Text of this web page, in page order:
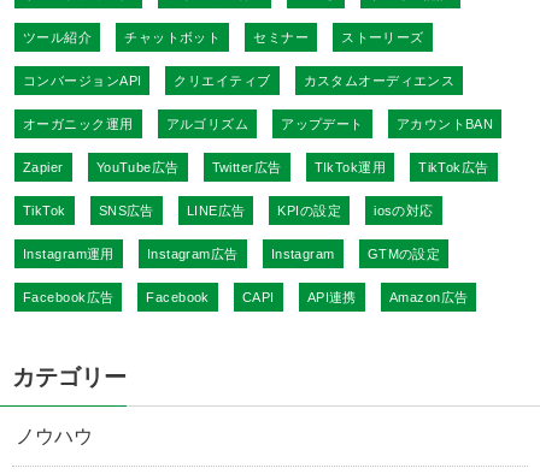
ツール紹介 チャットボット セミナー ストーリーズ
コンバージョンAPI クリエイティブ カスタムオーディエンス
オーガニック運用 アルゴリズム アップデート アカウントBAN
Zapier YouTube広告 Twitter広告 TIkTok運用 TikTok広告
TikTok SNS広告 LINE広告 KPIの設定 iosの対応
Instagram運用 Instagram広告 Instagram GTMの設定
Facebook広告 Facebook CAPI API連携 Amazon広告
カテゴリー
ノウハウ